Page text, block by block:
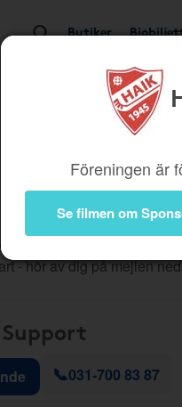
Butiker
Föreningen är
Se filmen om
hjälper dig snabbt
köp, beställningar
eller teknik- till
- hör av dig på mejlen
Support
📞031-700 83 87